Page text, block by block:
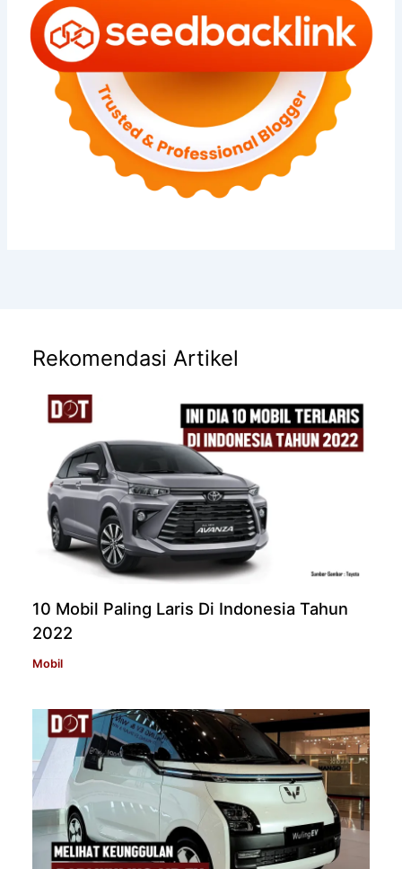
Rekomendasi Artikel
10 Mobil Paling Laris Di Indonesia Tahun
2022
Mobil